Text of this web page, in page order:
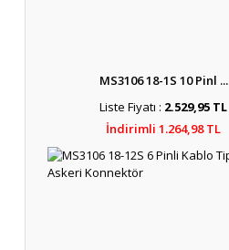
MS3106 18-1S 10 Pinl ...
Liste Fiyatı : 2.529,95 TL
İndirimli 1.264,98 TL